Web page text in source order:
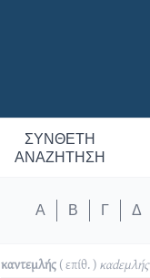
ΣΎΝΘΕΤΗ
ΑΝΑΖΉΤΗΣΗ
Α Β Γ Δ
καντεμλής ( επίθ. ) καdεμλής